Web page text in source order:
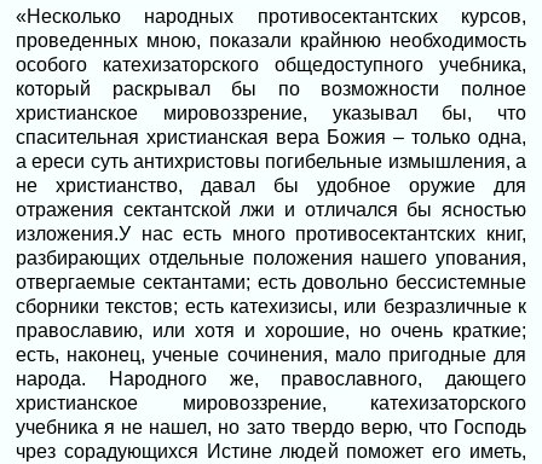
«Несколько народных противосектантских курсов,
проведенных мною, показали крайнюю необходимость
особого катехизаторского общедоступного учебника,
который раскрывал бы по возможности полное
христианское мировоззрение, указывал бы, что
спасительная христианская вера Божия – только одна,
а ереси суть антихристовы погибельные измышления, а
не христианство, давал бы удобное оружие для
отражения сектантской лжи и отличался бы ясностью
изложения.У нас есть много противосектантских книг,
разбирающих отдельные положения нашего упования,
отвергаемые сектантами; есть довольно бессистемные
сборники текстов; есть катехизисы, или безразличные к
православию, или хотя и хорошие, но очень краткие;
есть, наконец, ученые сочинения, мало пригодные для
народа. Народного же, православного, дающего
христианское мировоззрение, катехизаторского
учебника я не нашел, но зато твердо верю, что Господь
чрез сорадующихся Истине людей поможет его иметь,